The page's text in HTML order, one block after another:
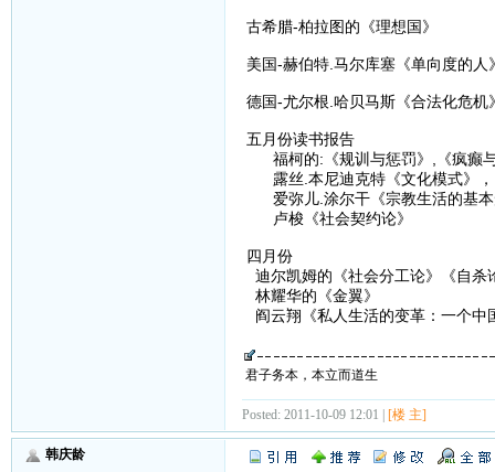
古希腊-柏拉图的《理想国》
美国-赫伯特.马尔库塞《单向度的人
德国-尤尔根.哈贝马斯《合法化危
五月份读书报告
福柯的:《规训与惩罚》,《疯癫
露丝.本尼迪克特《文化模式》，
爱弥儿.涂尔干《宗教生活的基本
卢梭《社会契约论》
四月份
迪尔凯姆的《社会分工论》《自杀
林耀华的《金翼》
阎云翔《私人生活的变革：一个
君子务本，本立而道生
Posted: 2011-10-09 12:01 | [楼 主]
韩庆龄